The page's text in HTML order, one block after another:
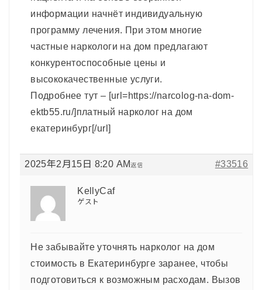
информации начнёт индивидуальную
программу лечения. При этом многие
частные наркологи на дом предлагают
конкурентоспособные цены и
высококачественные услуги.
Подробнее тут – [url=https://narcolog-na-dom-
ektb55.ru/]платный нарколог на дом
екатеринбург[/url]
2025年2月15日 8:20 AM #33516
返信
KellyCaf
ゲスト
Не забывайте уточнять нарколог на дом
стоимость в Екатеринбурге заранее, чтобы
подготовиться к возможным расходам. Вызов